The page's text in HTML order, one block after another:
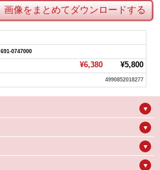
画像をまとめてダウンロードする
691-0747000
¥6,380¥5,800
4990852018277
▼
▼
▼
▼